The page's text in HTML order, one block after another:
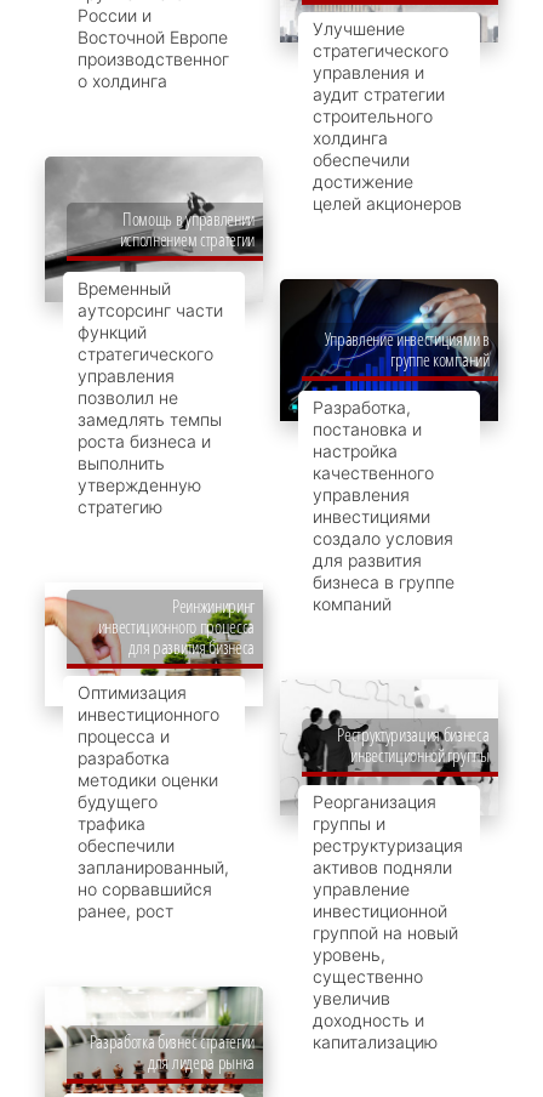
России и
Восточной Европе
производственног
о холдинга
Улучшение
стратегического
управления и
аудит стратегии
строительного
холдинга
обеспечили
достижение
целей акционеров
Помощь в управлении
исполнением стратегии
Временный
аутсорсинг части
функций
стратегического
управления
позволил не
замедлять темпы
роста бизнеса и
выполнить
утвержденную
стратегию
Управление инвестициями в
группе компаний
Разработка,
постановка и
настройка
качественного
управления
инвестициями
создало условия
для развития
бизнеса в группе
компаний
Реинжиниринг
инвестиционного процесса
для развития бизнеса
Оптимизация
инвестиционного
процесса и
разработка
методики оценки
будущего
трафика
обеспечили
запланированный,
но сорвавшийся
ранее, рост
Реструктуризация бизнеса
инвестиционной группы
Реорганизация
группы и
реструктуризация
активов подняли
управление
инвестиционной
группой на новый
уровень,
существенно
увеличив
доходность и
капитализацию
Разработка бизнес стратегии
для лидера рынка